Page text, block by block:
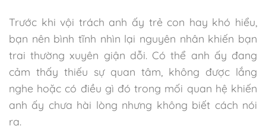
Trước khi vội trách anh ấy trẻ con hay khó hiểu,
bạn nên bình tĩnh nhìn lại nguyên nhân khiến bạn
trai thường xuyên giận dỗi. Có thể anh ấy đang
cảm thấy thiếu sự quan tâm, không được lắng
nghe hoặc có điều gì đó trong mối quan hệ khiến
anh ấy chưa hài lòng nhưng không biết cách nói
ra.